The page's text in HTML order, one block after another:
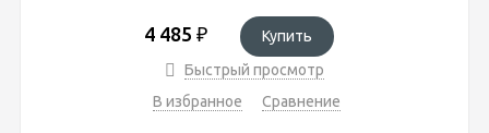
4 485 ₽
Купить
Быстрый просмотр
В избранное
Сравнение